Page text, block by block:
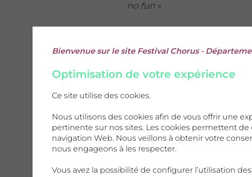
no fun ».
la capacité unique du
club.
Pour l’univers visuel et la
emblématique de la scène
s’est illustré dès ses
signer des clips pour
encore The White Stripes.
héritage de la French Touch
Bienvenue sur le site Festival Chorus -
Optimisation de votre expérience
Ce site utilise des cookies.
Nous utilisons des cookies afin de vous offrir une
pertinente sur nos sites. Les cookies permettent
navigation Web. Nous veillons à obtenir votre
nous engageons à les respecter.
Vous avez la possibilité de configurer l’utilisation